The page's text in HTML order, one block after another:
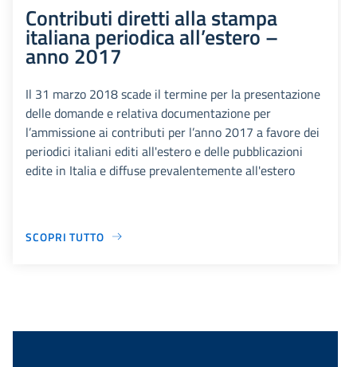
Contributi diretti alla stampa
italiana periodica all’estero –
anno 2017
Il 31 marzo 2018 scade il termine per la presentazione
delle domande e relativa documentazione per
l’ammissione ai contributi per l’anno 2017 a favore dei
periodici italiani editi all'estero e delle pubblicazioni
edite in Italia e diffuse prevalentemente all'estero
SCOPRI TUTTO